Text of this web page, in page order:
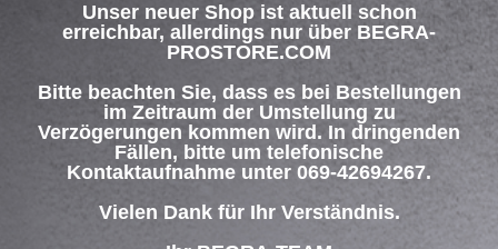
Unser neuer Shop ist aktuell schon
erreichbar, allerdings nur über BEGRA-
PROSTORE.COM
Bitte beachten Sie, dass es bei Bestellungen
im Zeitraum der Umstellung zu
Verzögerungen kommen wird. In dringenden
Fällen, bitte um telefonische
Kontaktaufnahme unter 069-42694267.
Vielen Dank für Ihr Verständnis.
INFORMATIONEN
Über uns Hilfe / Support Kontakt
Versand und Zahlungsbedingungen Widerrufsrecht Datenschutz
AGB
Impressum